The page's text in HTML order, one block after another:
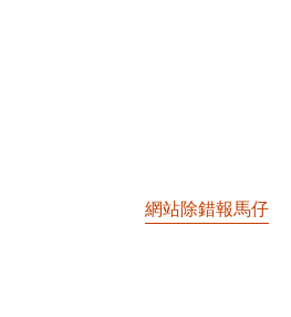
網站除錯報馬仔